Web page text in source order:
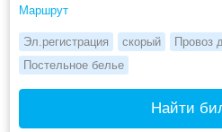
Маршрут
Эл.регистрация скорый
Провоз
Постельное белье
Найти